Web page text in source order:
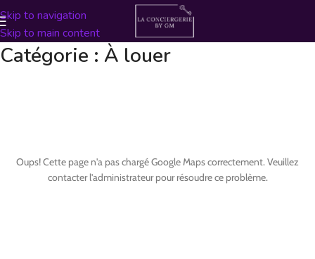
Skip to navigation
Skip to main content
Catégorie : À louer
Oups! Cette page n'a pas chargé Google Maps correctement. Veuillez
contacter l'administrateur pour résoudre ce problème.